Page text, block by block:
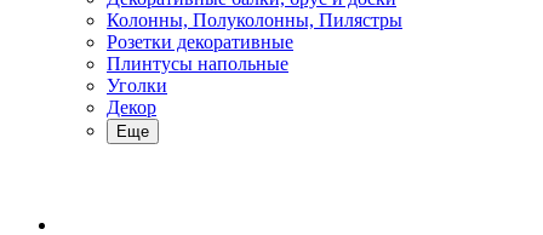
Колонны, Полуколонны, Пилястры
Розетки декоративные
Плинтусы напольные
Уголки
Декор
Еще